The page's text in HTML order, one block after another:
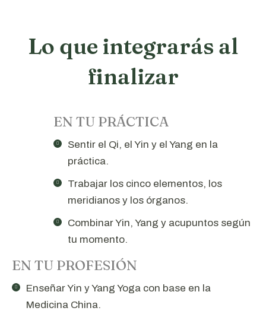
Lo que integrarás al
finalizar
EN TU PRÁCTICA
Sentir el Qi, el Yin y el Yang en la
práctica.
Trabajar los cinco elementos, los
meridianos y los órganos.
Combinar Yin, Yang y acupuntos según
tu momento.
EN TU PROFESIÓN
Enseñar Yin y Yang Yoga con base en la
Medicina China.